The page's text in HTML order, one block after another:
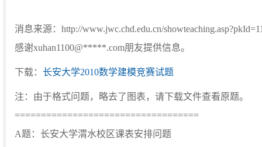
消息来源：http://www.jwc.chd.edu.cn/
感谢xuhan1100@*****.com朋友提供信息。
下载： 长安大学2010数学建模竞赛试题
注：由于格式问题，略去了图表，请下载文件查看原题。
===================================
A题：长安大学渭水校区课表安排问题